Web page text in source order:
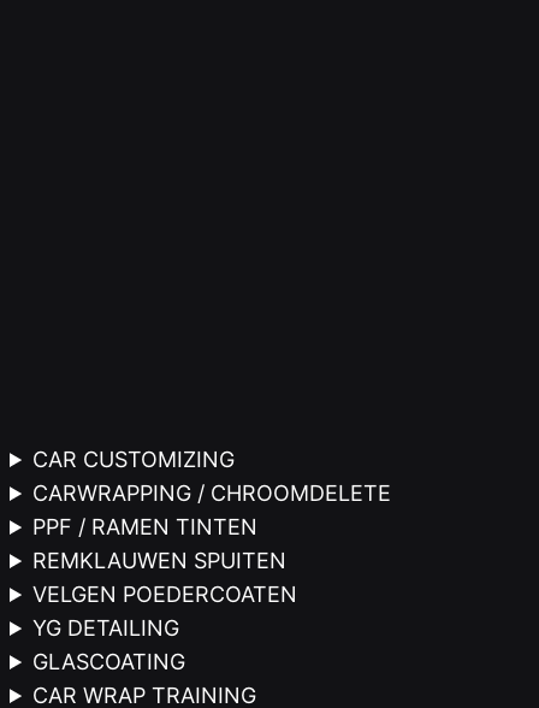
CAR CUSTOMIZING
CARWRAPPING / CHROOMDELETE
PPF / RAMEN TINTEN
REMKLAUWEN SPUITEN
VELGEN POEDERCOATEN
YG DETAILING
GLASCOATING
CAR WRAP TRAINING